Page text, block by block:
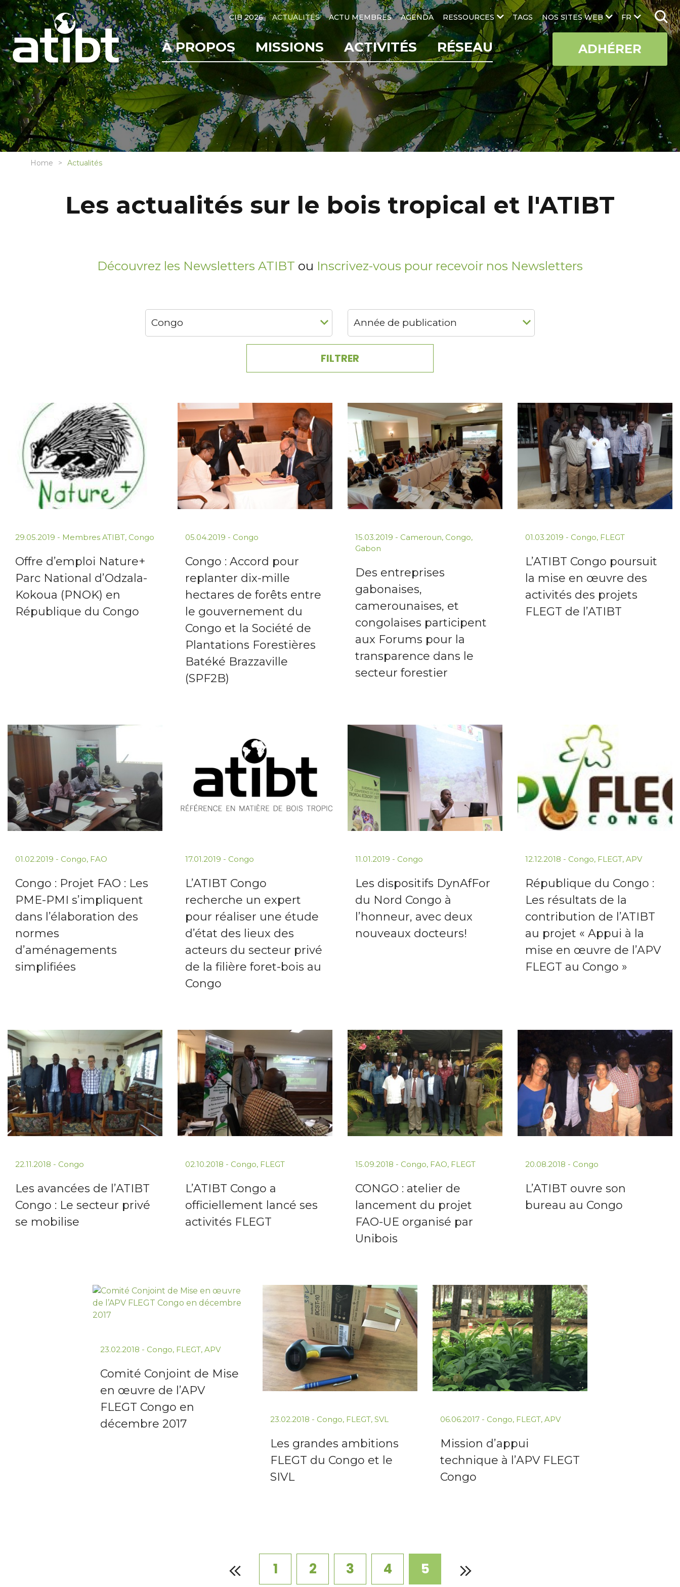
FR
CIB 2026 ACTUALITÉS ACTU MEMBRES AGENDA RESSOURCES TAGS NOS SITES WEB
À PROPOS MISSIONS ACTIVITÉS RÉSEAU ADHÉRER
Home Actualités
Les actualités sur le bois tropical et l'ATIBT
Découvrez les Newsletters ATIBT ou Inscrivez-vous pour recevoir nos Newsletters
29.05.2019 - Membres ATIBT, Congo
Offre d’emploi Nature+
Parc National d’Odzala-
Kokoua (PNOK) en
République du Congo
05.04.2019 - Congo
Congo : Accord pour
replanter dix-mille
hectares de forêts entre
le gouvernement du
Congo et la Société de
Plantations Forestières
Batéké Brazzaville
(SPF2B)
15.03.2019 - Cameroun, Congo,
Gabon
Des entreprises
gabonaises,
camerounaises, et
congolaises participent
aux Forums pour la
transparence dans le
secteur forestier
01.03.2019 - Congo, FLEGT
L’ATIBT Congo poursuit
la mise en œuvre des
activités des projets
FLEGT de l’ATIBT
01.02.2019 - Congo, FAO
Congo : Projet FAO : Les
PME-PMI s’impliquent
dans l’élaboration des
normes
d’aménagements
simplifiées
17.01.2019 - Congo
L’ATIBT Congo
recherche un expert
pour réaliser une étude
d’état des lieux des
acteurs du secteur privé
de la filière foret-bois au
Congo
11.01.2019 - Congo
Les dispositifs DynAfFor
du Nord Congo à
l’honneur, avec deux
nouveaux docteurs!
12.12.2018 - Congo, FLEGT, APV
République du Congo :
Les résultats de la
contribution de l’ATIBT
au projet « Appui à la
mise en œuvre de l’APV
FLEGT au Congo »
22.11.2018 - Congo
Les avancées de l’ATIBT
Congo : Le secteur privé
se mobilise
02.10.2018 - Congo, FLEGT
L’ATIBT Congo a
officiellement lancé ses
activités FLEGT
15.09.2018 - Congo, FAO, FLEGT
CONGO : atelier de
lancement du projet
FAO-UE organisé par
Unibois
20.08.2018 - Congo
L’ATIBT ouvre son
bureau au Congo
23.02.2018 - Congo, FLEGT, APV
Comité Conjoint de Mise
en œuvre de l’APV
FLEGT Congo en
décembre 2017
23.02.2018 - Congo, FLEGT, SVL
Les grandes ambitions
FLEGT du Congo et le
SIVL
06.06.2017 - Congo, FLEGT, APV
Mission d’appui
technique à l’APV FLEGT
Congo
1 2 3 4 5